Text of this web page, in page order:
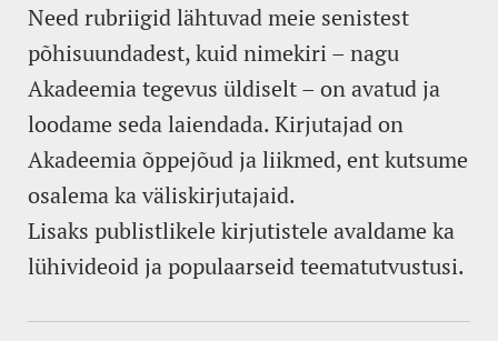
Need rubriigid lähtuvad meie senistest
põhisuundadest, kuid nimekiri – nagu
Akadeemia tegevus üldiselt – on avatud ja
loodame seda laiendada. Kirjutajad on
Akadeemia õppejõud ja liikmed, ent kutsume
osalema ka väliskirjutajaid.
Lisaks publistlikele kirjutistele avaldame ka
lühivideoid ja populaarseid teematutvustusi.